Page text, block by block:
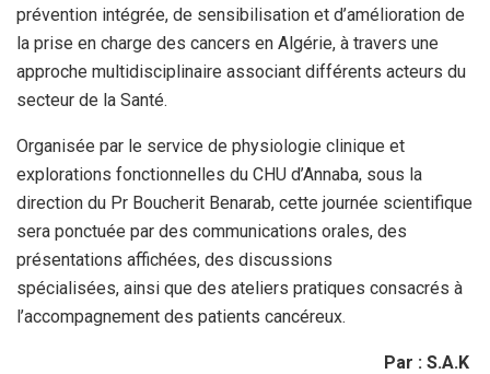
prévention intégrée, de sensibilisation et d’amélioration de
la prise en charge des cancers en Algérie, à travers une
approche multidisciplinaire associant différents acteurs du
secteur de la Santé.
Organisée par le service de physiologie clinique et
explorations fonctionnelles du CHU d’Annaba, sous la
direction du Pr Boucherit Benarab, cette journée scientifique
sera ponctuée par des communications orales, des
présentations affichées, des discussions
spécialisées, ainsi que des ateliers pratiques consacrés à
l’accompagnement des patients cancéreux.
Par : S.A.K